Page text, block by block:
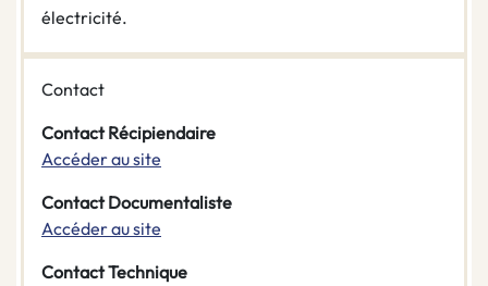
électricité.
Contact
Contact Récipiendaire
Accéder au site
Contact Documentaliste
Accéder au site
Contact Technique